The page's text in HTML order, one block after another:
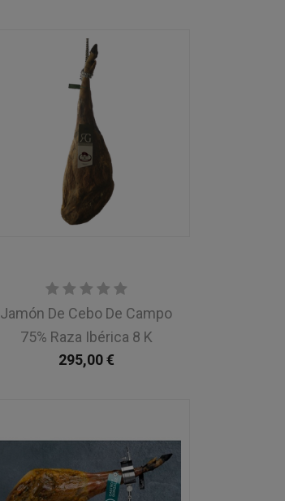
Jamón De Cebo De Campo
75% Raza Ibérica 8 K
295,00€